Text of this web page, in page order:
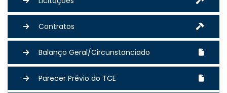
Contratos
Balanço Geral/Circunstanciado
Parecer Prévio do TCE